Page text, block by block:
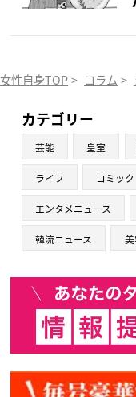
女性自身TOP > コラム >
カテゴリー
芸能 皇室
ライフ コミック
エンタメニュース
韓流ニュース